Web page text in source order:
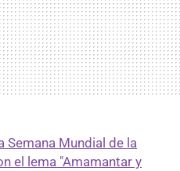
Semana Mundial de la
el lema "Amamantar y